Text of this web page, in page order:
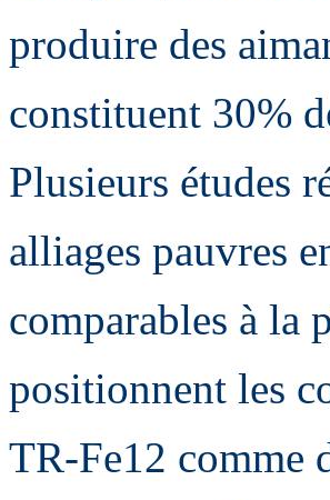
produire des
constituent 30%
Plusieurs études
alliages pauvres
comparables à la
positionnent les
TR-Fe12 comme